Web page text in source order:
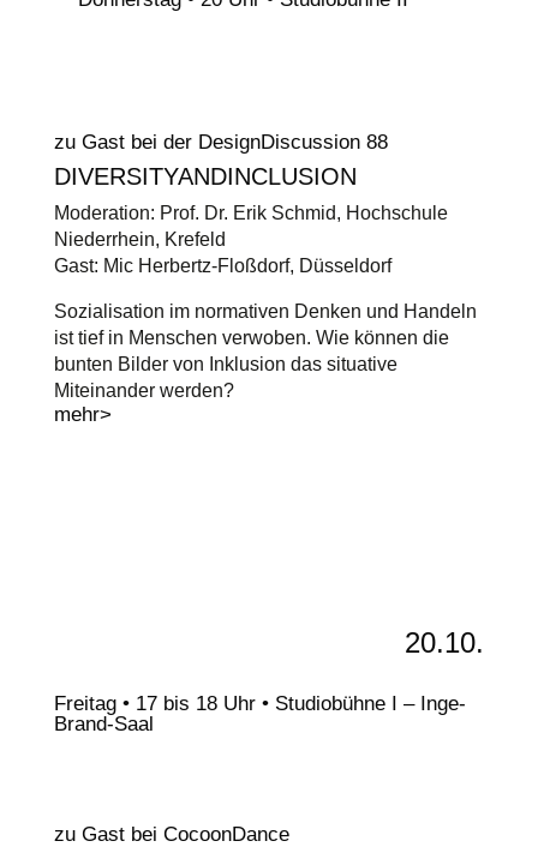
zu Gast bei der DesignDiscussion 88
DIVERSITYANDINCLUSION
Moderation: Prof. Dr. Erik Schmid, Hochschule
Niederrhein, Krefeld
Gast: Mic Herbertz-Floßdorf, Düsseldorf
Sozialisation im normativen Denken und Handeln
ist tief in Menschen verwoben. Wie können die
bunten Bilder von Inklusion das situative
Miteinander werden?
mehr>
20.10.
Freitag • 17 bis 18 Uhr • Studiobühne I – Inge-
Brand-Saal
zu Gast bei CocoonDance